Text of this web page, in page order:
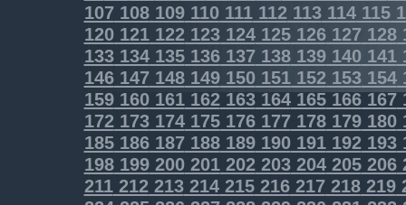
107108109110111112113114115
120121122123124125126127 128
133134135136137138139140 141
146147148149150151152153154
159160161162163164165166167
172173174175176177178179180
185186187188189190191192193
198199200201202203204205206
211212213214215216217218219